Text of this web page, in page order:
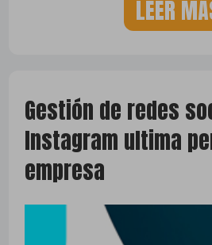
LEER
Gestión de redes
Instagram ultima
empresa